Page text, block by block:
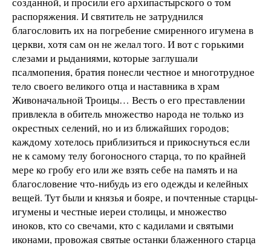
распоряжения. И святитель не затруднился
благословить их на погребение смиренного игумена в
церкви, хотя сам он не желал того. И вот с горькими
слезами и рыданиями, которые заглушали
псалмопения, братия понесли честное и многотрудное
тело своего великого отца и наставника в храм
Живоначальной Троицы… Весть о его преставлении
привлекла в обитель множество народа не только из
окрестных селений, но и из ближайших городов;
каждому хотелось приблизиться и прикоснуться если
не к самому телу богоносного старца, то по крайней
мере ко гробу его или же взять себе на память и на
благословение что-нибудь из его одежды и келейных
вещей. Тут были и князья и бояре, и почтенные старцы-
игумены и честные иереи столицы, и множество
иноков, кто со свечами, кто с кадилами и святыми
иконами, провожая святые останки блаженного старца